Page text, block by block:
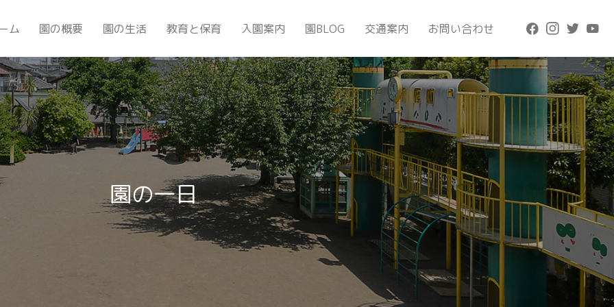
ム 園の概要 園の生活 教育と保育 入園案内 園BLOG 交通案内 お問い合わせ
園の一日